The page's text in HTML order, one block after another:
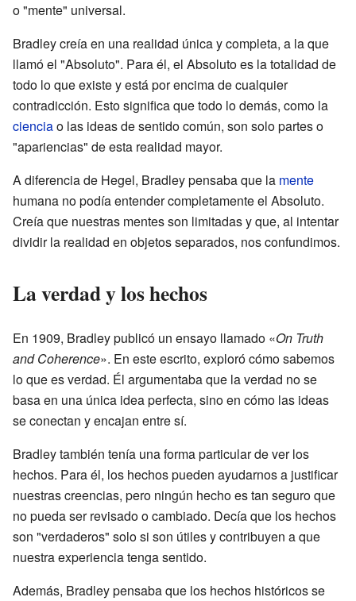
o "mente" universal.
Bradley creía en una realidad única y completa, a la que
llamó el "Absoluto". Para él, el Absoluto es la totalidad de
todo lo que existe y está por encima de cualquier
contradicción. Esto significa que todo lo demás, como la
cienciao las ideas de sentido común, son solo partes o
"apariencias" de esta realidad mayor.
A diferencia de Hegel, Bradley pensaba que la mente
humana no podía entender completamente el Absoluto.
Creía que nuestras mentes son limitadas y que, al intentar
dividir la realidad en objetos separados, nos confundimos.
La verdad y los hechos
En 1909, Bradley publicó un ensayo llamado «On Truth
and Coherence». En este escrito, exploró cómo sabemos
lo que es verdad. Él argumentaba que la verdad no se
basa en una única idea perfecta, sino en cómo las ideas
se conectan y encajan entre sí.
Bradley también tenía una forma particular de ver los
hechos. Para él, los hechos pueden ayudarnos a justificar
nuestras creencias, pero ningún hecho es tan seguro que
no pueda ser revisado o cambiado. Decía que los hechos
son "verdaderos" solo si son útiles y contribuyen a que
nuestra experiencia tenga sentido.
Además, Bradley pensaba que los hechos históricos se